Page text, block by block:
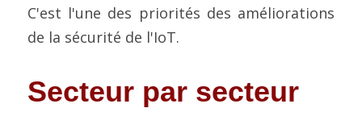
C'est l'une des priorités des améliorations
de la sécurité de l'IoT.
Secteur par secteur